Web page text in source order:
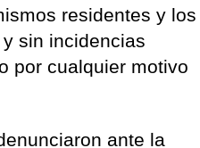
residentes y los
sin incidencias
por cualquier motivo
ante la